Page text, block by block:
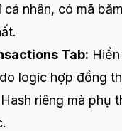
nhân, có mã
Tab:
logic hợp đồng
riêng mà phụ